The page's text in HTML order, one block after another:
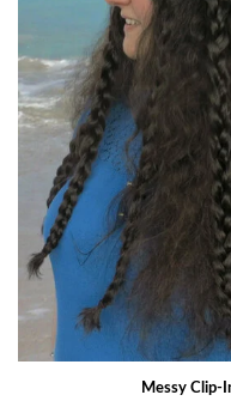
Messy Clip-